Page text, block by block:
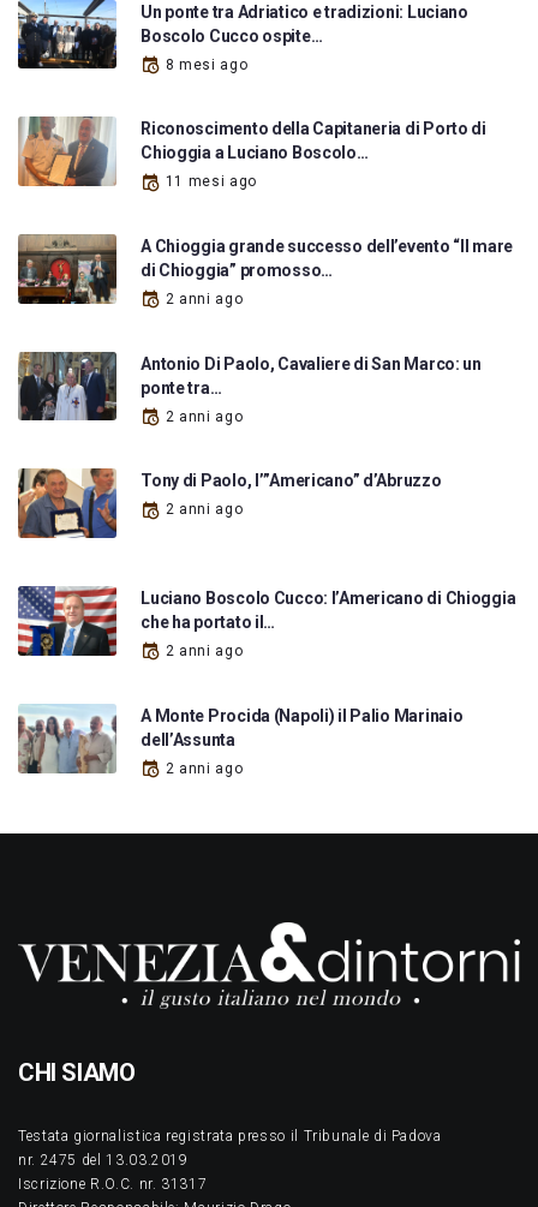
Un ponte tra Adriatico e tradizioni: Luciano
Boscolo Cucco ospite…
8 mesi ago
Riconoscimento della Capitaneria di Porto di
Chioggia a Luciano Boscolo…
11 mesi ago
A Chioggia grande successo dell’evento “Il mare
di Chioggia” promosso…
2 anni ago
Antonio Di Paolo, Cavaliere di San Marco: un
ponte tra…
2 anni ago
Tony di Paolo, l’”Americano” d’Abruzzo
2 anni ago
Luciano Boscolo Cucco: l’Americano di Chioggia
che ha portato il…
2 anni ago
A Monte Procida (Napoli) il Palio Marinaio
dell’Assunta
2 anni ago
CHI SIAMO
Testata giornalistica registrata presso il Tribunale di Padova
nr. 2475 del 13.03.2019
Iscrizione R.O.C. nr. 31317